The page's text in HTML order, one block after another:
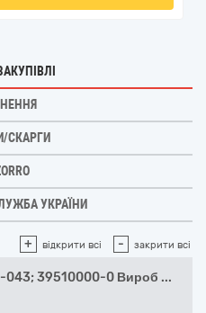
СКАРГИ
УКРАЇНИ
+ відкрити всі - закрити всі
39510000-0 Вироб ...